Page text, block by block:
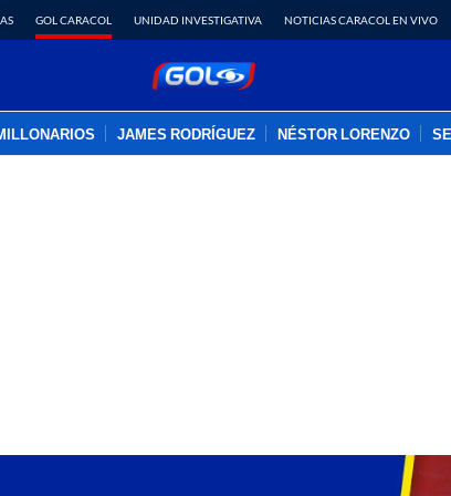
GOL CARACOL UNIDAD INVESTIGATIVA NOTICIAS CARACOL EN VIVO
JAMES RODRÍGUEZ NÉSTOR LORENZO